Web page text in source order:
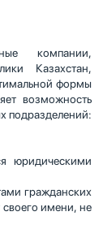
компании,
Казахстан,
формы
возможность
подразделений:
юридическими
гражданских
имени, не